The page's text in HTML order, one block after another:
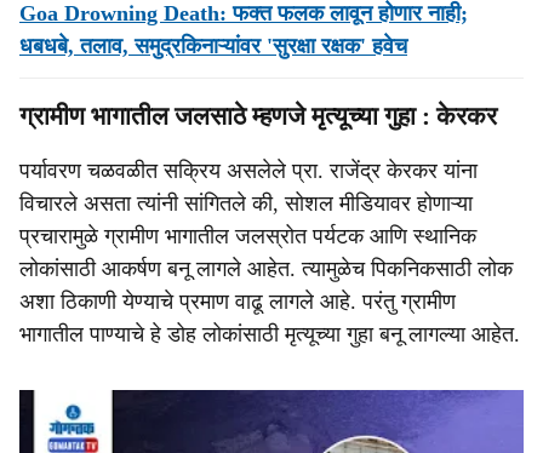
Goa Drowning Death: फक्त फलक लावून होणार नाही;
धबधबे, तलाव, समुद्रकिनाऱ्यांवर 'सुरक्षा रक्षक' हवेच
ग्रामीण भागातील जलसाठे म्‍हणजे मृत्‍यूच्‍या गुहा : केरकर
पर्यावरण चळवळीत सक्रिय असलेले प्रा. राजेंद्र केरकर यांना
विचारले असता त्‍यांनी सांगितले की, सोशल मीडियावर होणाऱ्या
प्रचारामुळे ग्रामीण भागातील जलस्रोत पर्यटक आणि स्‍थानिक
लोकांसाठी आकर्षण बनू लागले आहेत. त्‍यामुळेच पिकनिकसाठी लोक
अशा ठिकाणी येण्‍याचे प्रमाण वाढू लागले आहे. परंतु ग्रामीण
भागातील पाण्‍याचे हे डोह लोकांसाठी मृत्‍यूच्‍या गुहा बनू लागल्‍या आहेत.